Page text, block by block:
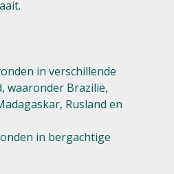
in verschillende
waaronder Brazilië,
Rusland en
in bergachtige